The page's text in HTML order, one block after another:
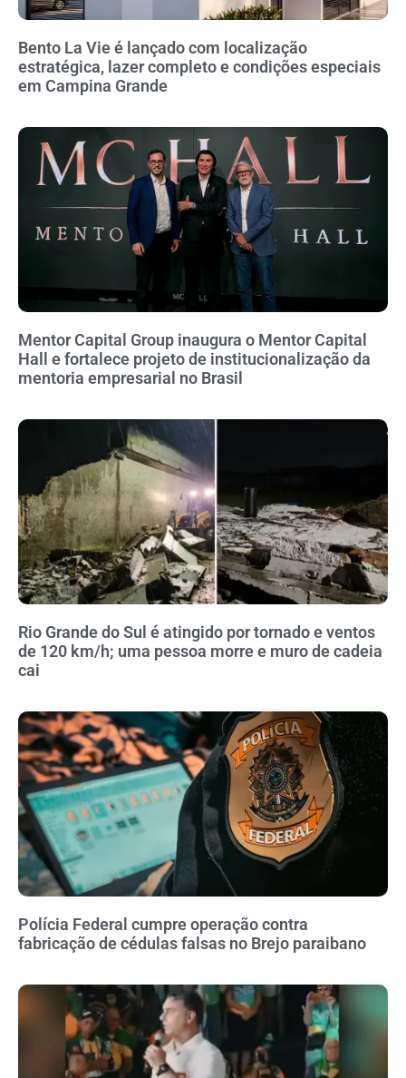
Bento La Vie é lançado com localização
estratégica, lazer completo e condições especiais
em Campina Grande
Mentor Capital Group inaugura o Mentor Capital
Hall e fortalece projeto de institucionalização da
mentoria empresarial no Brasil
Rio Grande do Sul é atingido por tornado e ventos
de 120 km/h; uma pessoa morre e muro de cadeia
cai
Polícia Federal cumpre operação contra
fabricação de cédulas falsas no Brejo paraibano